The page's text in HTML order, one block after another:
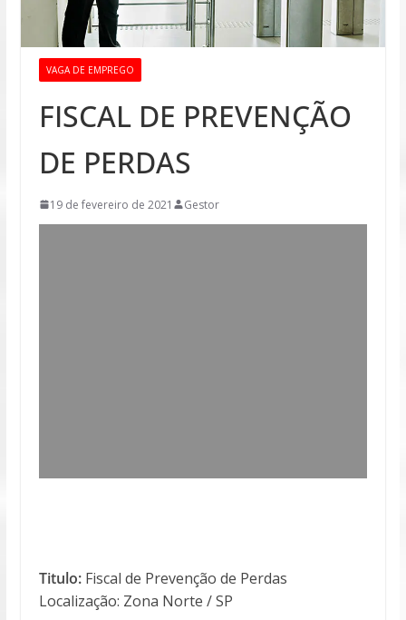
VAGA DE EMPREGO
FISCAL DE PREVENÇÃO
DE PERDAS
19 de fevereiro de 2021 Gestor
Titulo:Fiscal de Prevenção de Perdas
Localização: Zona Norte / SP